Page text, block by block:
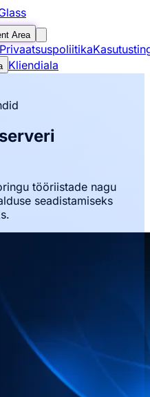
Area
Privaatsuspoliitika
Kliendiala
tööriistade nagu
seadistamiseks